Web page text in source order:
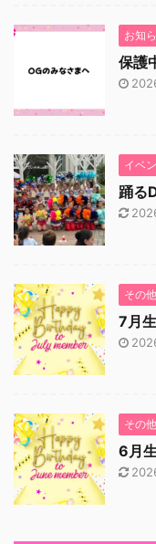
お知
保護
イベ
踊る
その他
7月
その他
6月